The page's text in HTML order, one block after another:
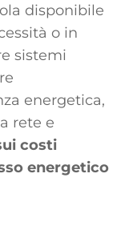
disponibile
o in
sistemi
energetica,
rete e
costi
energetico